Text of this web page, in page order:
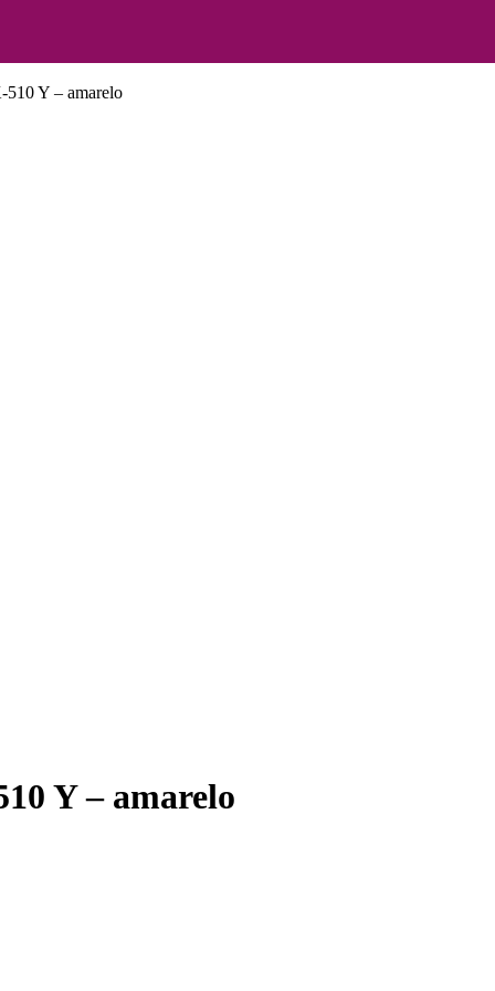
Y – amarelo
Y – amarelo